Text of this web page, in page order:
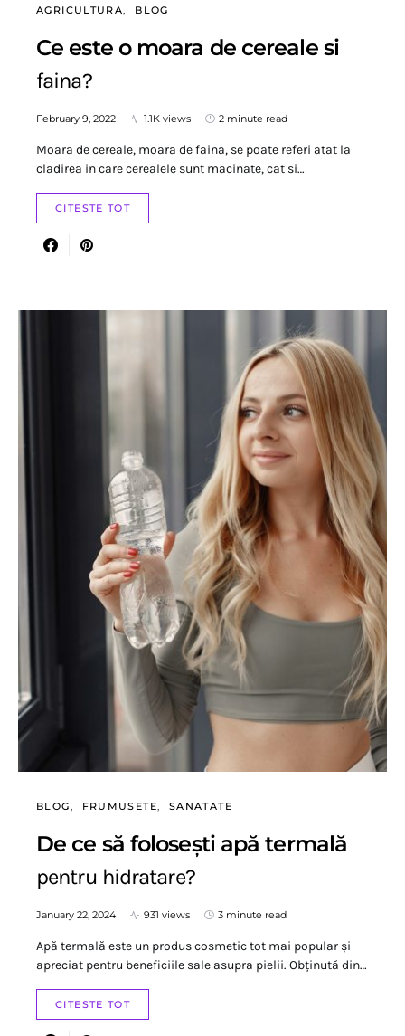
AGRICULTURA BLOG
Ce este o moara de cereale si
faina?
February 9, 2022 1.1K views 2 minute read
Moara de cereale, moara de faina, se poate referi atat la
cladirea in care cerealele sunt macinate, cat si…
CITESTE TOT
BLOG FRUMUSETE SANATATE
De ce să folosești apă termală
pentru hidratare?
January 22, 2024 931 views 3 minute read
Apă termală este un produs cosmetic tot mai popular și
apreciat pentru beneficiile sale asupra pielii. Obținută din…
CITESTE TOT